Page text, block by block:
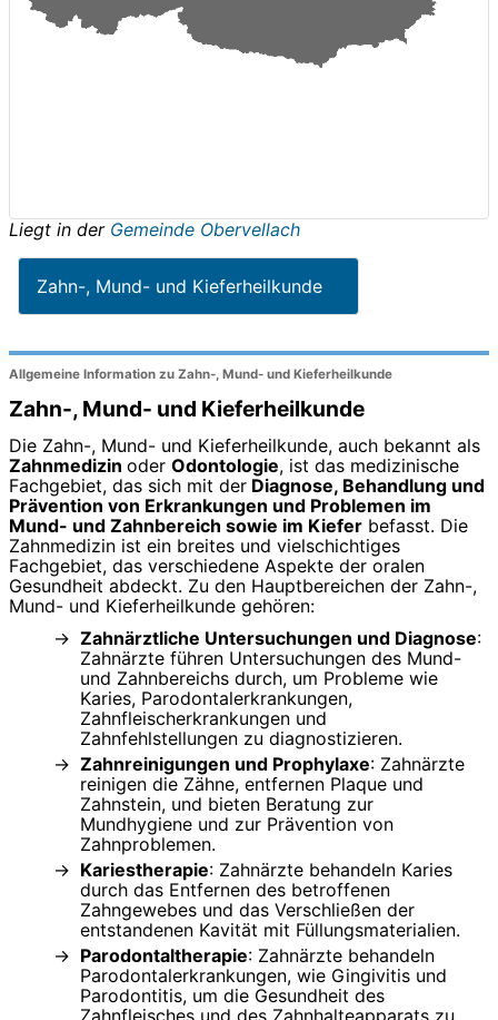
Liegt in der Gemeinde Obervellach
Zahn-, Mund- und Kieferheilkunde
Allgemeine Information zu Zahn-, Mund- und Kieferheilkunde
Zahn-, Mund- und Kieferheilkunde
Die Zahn-, Mund- und Kieferheilkunde, auch bekannt als
Zahnmedizin oder Odontologie, ist das medizinische
Fachgebiet, das sich mit der Diagnose, Behandlung und
Prävention von Erkrankungen und Problemen im
Mund- und Zahnbereich sowie im Kiefer befasst. Die
Zahnmedizin ist ein breites und vielschichtiges
Fachgebiet, das verschiedene Aspekte der oralen
Gesundheit abdeckt. Zu den Hauptbereichen der Zahn-,
Mund- und Kieferheilkunde gehören:
Zahnärztliche Untersuchungen und Diagnose:
Zahnärzte führen Untersuchungen des Mund-
und Zahnbereichs durch, um Probleme wie
Karies, Parodontalerkrankungen,
Zahnfleischerkrankungen und
Zahnfehlstellungen zu diagnostizieren.
Zahnreinigungen und Prophylaxe: Zahnärzte
reinigen die Zähne, entfernen Plaque und
Zahnstein, und bieten Beratung zur
Mundhygiene und zur Prävention von
Zahnproblemen.
Kariestherapie: Zahnärzte behandeln Karies
durch das Entfernen des betroffenen
Zahngewebes und das Verschließen der
entstandenen Kavität mit Füllungsmaterialien.
Parodontaltherapie: Zahnärzte behandeln
Parodontalerkrankungen, wie Gingivitis und
Parodontitis, um die Gesundheit des
Zahnfleisches und des Zahnhalteapparats zu